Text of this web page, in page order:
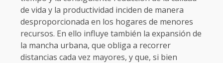
de vida y la productividad inciden de manera
desproporcionada en los hogares de menores
recursos. En ello influye también la expansión de
la mancha urbana, que obliga a recorrer
distancias cada vez mayores, y que, si bien